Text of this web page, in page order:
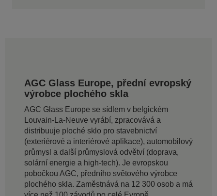
AGC Glass Europe, přední evropský
výrobce plochého skla
AGC Glass Europe se sídlem v belgickém
Louvain-La-Neuve vyrábí, zpracovává a
distribuuje ploché sklo pro stavebnictví
(exteriérové a interiérové aplikace), automobilový
průmysl a další průmyslová odvětví (doprava,
solární energie a high-tech). Je evropskou
pobočkou AGC, předního světového výrobce
plochého skla. Zaměstnává na 12 300 osob a má